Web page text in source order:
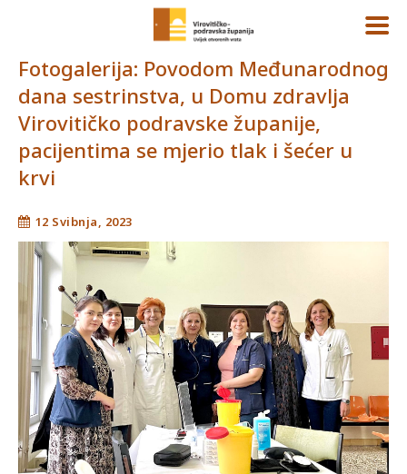
Fotogalerija: Povodom Međunarodnog
dana sestrinstva, u Domu zdravlja
Virovitičko podravske županije,
pacijentima se mjerio tlak i šećer u
krvi
12 Svibnja, 2023